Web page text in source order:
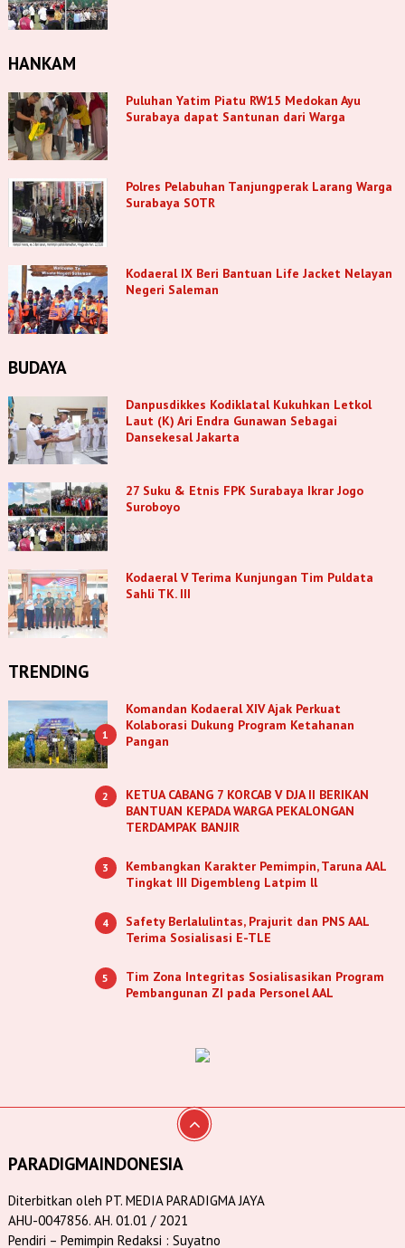
HANKAM
Puluhan Yatim Piatu RW15 Medokan Ayu
Surabaya dapat Santunan dari Warga
Polres Pelabuhan Tanjungperak Larang Warga
Surabaya SOTR
Kodaeral IX Beri Bantuan Life Jacket Nelayan
Negeri Saleman
BUDAYA
Danpusdikkes Kodiklatal Kukuhkan Letkol
Laut (K) Ari Endra Gunawan Sebagai
Dansekesal Jakarta
27 Suku & Etnis FPK Surabaya Ikrar Jogo
Suroboyo
Kodaeral V Terima Kunjungan Tim Puldata
Sahli TK. III
TRENDING
1
Komandan Kodaeral XIV Ajak Perkuat
Kolaborasi Dukung Program Ketahanan
Pangan
2
KETUA CABANG 7 KORCAB V DJA II BERIKAN
BANTUAN KEPADA WARGA PEKALONGAN
TERDAMPAK BANJIR
3
Kembangkan Karakter Pemimpin, Taruna AAL
Tingkat III Digembleng Latpim ll
4
Safety Berlalulintas, Prajurit dan PNS AAL
Terima Sosialisasi E-TLE
5
Tim Zona Integritas Sosialisasikan Program
Pembangunan ZI pada Personel AAL
PARADIGMAINDONESIA
Diterbitkan oleh PT. MEDIA PARADIGMA JAYA
AHU-0047856. AH. 01.01 / 2021
Pendiri – Pemimpin Redaksi : Suyatno